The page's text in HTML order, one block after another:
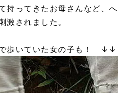
持ってきたお母さんなど、
激されました。
で歩いていた女の子も！